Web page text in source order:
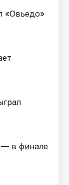
«Овьедо»
— в финале